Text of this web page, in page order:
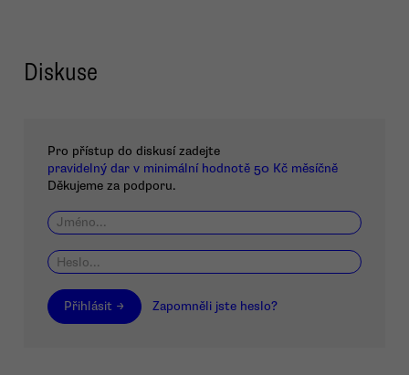
Diskuse
Pro přístup do diskusí zadejte
pravidelný dar v minimální hodnotě 50 Kč měsíčně
Děkujeme za podporu.
Přihlásit → Zapomněli jste heslo?